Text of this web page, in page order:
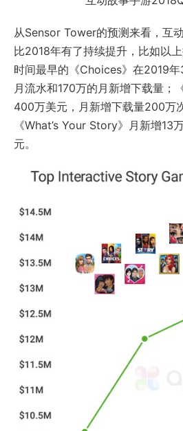
从Sensor Tower的预测来看，互
比2018年有了持续提升，比如以
时间最早的《Choices》在2019
月流水和170万的月新增下载量；
400万美元，月新增下载量200万
《What’s Your Story》月新增13
元。